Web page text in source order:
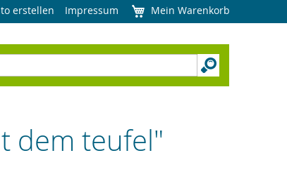
erstellen Impressum Mein Warenkorb
dem teufel"